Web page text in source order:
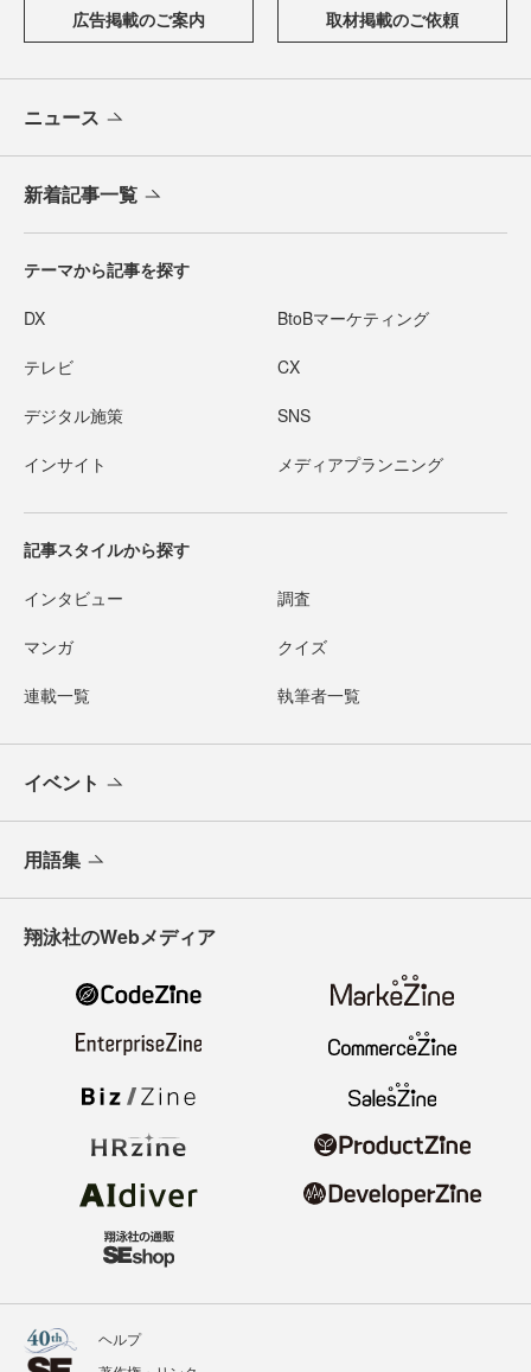
広告掲載のご案内 取材掲載のご依頼
ニュース
新着記事一覧
テーマから記事を探す
DX BtoBマーケティング
テレビ CX
デジタル施策 SNS
インサイト メディアプランニング
記事スタイルから探す
インタビュー 調査
マンガ クイズ
連載一覧 執筆者一覧
イベント
用語集
翔泳社のWebメディア
ヘルプ